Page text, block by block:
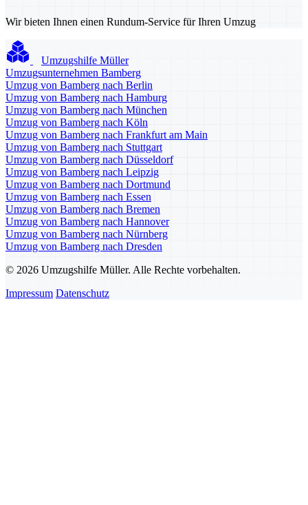
Wir bieten Ihnen einen Rundum-Service für Ihren Umzug
Umzugshilfe Müller
Umzugsunternehmen Bamberg
Umzug von Bamberg nach Berlin
Umzug von Bamberg nach Hamburg
Umzug von Bamberg nach München
Umzug von Bamberg nach Köln
Umzug von Bamberg nach Frankfurt am Main
Umzug von Bamberg nach Stuttgart
Umzug von Bamberg nach Düsseldorf
Umzug von Bamberg nach Leipzig
Umzug von Bamberg nach Dortmund
Umzug von Bamberg nach Essen
Umzug von Bamberg nach Bremen
Umzug von Bamberg nach Hannover
Umzug von Bamberg nach Nürnberg
Umzug von Bamberg nach Dresden
© 2026 Umzugshilfe Müller. Alle Rechte vorbehalten.
Impressum Datenschutz